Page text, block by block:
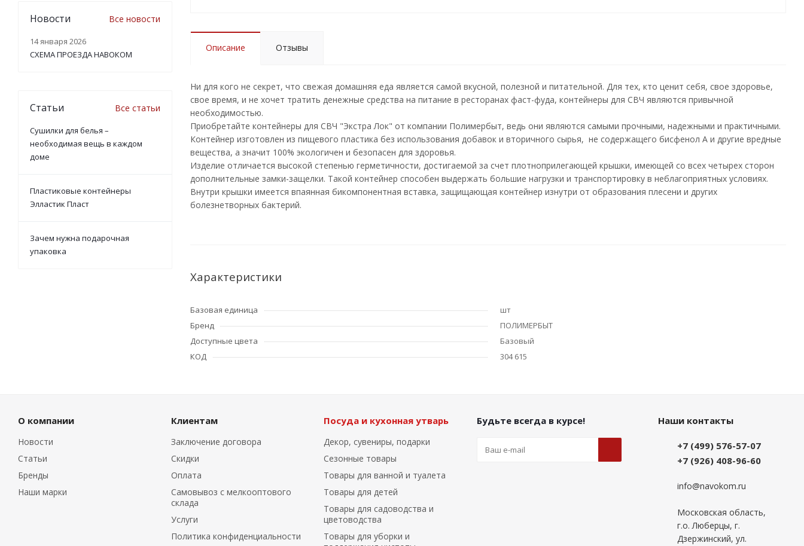
Описание Отзывы
Ни для кого не секрет, что свежая домашняя еда является самой вкусной, полезной и питательной. Для тех, кто ценит себя, свое здоровье,
свое время, и не хочет тратить денежные средства на питание в ресторанах фаст-фуда, контейнеры для СВЧ являются привычной
необходимостью.
Приобретайте контейнеры для СВЧ "Экстра Лок" от компании Полимербыт, ведь они являются самыми прочными, надежными и практичными.
Контейнер изготовлен из пищевого пластика без использования добавок и вторичного сырья, не содержащего бисфенол А и другие вредные
вещества, а значит 100% экологичен и безопасен для здоровья.
Изделие отличается высокой степенью герметичности, достигаемой за счет плотноприлегающей крышки, имеющей со всех четырех сторон
дополнительные замки-защелки. Такой контейнер способен выдержать большие нагрузки и транспортировку в неблагоприятных условиях.
Внутри крышки имеется впаянная бикомпонентная вставка, защищающая контейнер изнутри от образования плесени и других
болезнетворных бактерий.
Характеристики
Базовая единица
шт
Бренд
ПОЛИМЕРБЫТ
Доступные цвета
Базовый
КОД
304 615
Новости Все новости
14 января 2026
СХЕМА ПРОЕЗДА НАВОКОМ
Статьи Все статьи
Сушилки для белья –
необходимая вещь в каждом
доме
Пластиковые контейнеры
Элластик Пласт
Зачем нужна подарочная
упаковка
О компании
Новости
Статьи
Бренды
Наши марки
Клиентам
Заключение договора
Скидки
Оплата
Самовывоз с мелкооптового
склада
Услуги
Политика конфиденциальности
Посуда и кухонная утварь
Декор, сувениры, подарки
Сезонные товары
Товары для ванной и туалета
Товары для детей
Товары для садоводства и
цветоводства
Товары для уборки и
Будьте всегда в курсе! Наши контакты
+7 (499) 576-57-07
+7 (926) 408-96-60
info@navokom.ru
Московская область,
г.о. Люберцы, г.
Дзержинский, ул.